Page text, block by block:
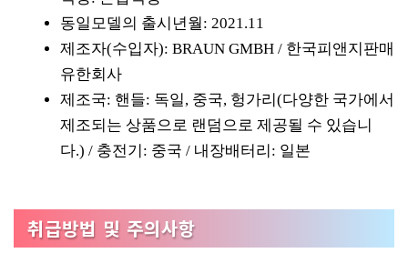
동일모델의 출시년월: 2021.11
제조자(수입자): BRAUN GMBH / 한국피앤지판매
유한회사
제조국: 핸들: 독일, 중국, 헝가리(다양한 국가에서
제조되는 상품으로 랜덤으로 제공될 수 있습니
다.) / 충전기: 중국 / 내장배터리: 일본
취급방법 및 주의사항